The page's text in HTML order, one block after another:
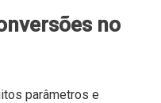
no
parâmetros e